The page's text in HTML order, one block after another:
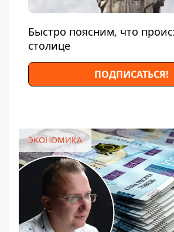
Быстро поясним, что
столице
ПОДПИСАТЬСЯ!
ЭКОНОМИКА